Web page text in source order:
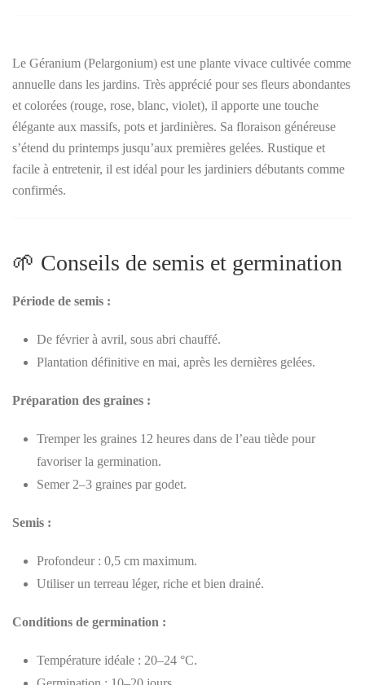
Le Géranium (Pelargonium) est une plante vivace cultivée comme
annuelle dans les jardins. Très apprécié pour ses fleurs abondantes
et colorées (rouge, rose, blanc, violet), il apporte une touche
élégante aux massifs, pots et jardinières. Sa floraison généreuse
s’étend du printemps jusqu’aux premières gelées. Rustique et
facile à entretenir, il est idéal pour les jardiniers débutants comme
confirmés.
🌱 Conseils de semis et germination
Période de semis :
De février à avril, sous abri chauffé.
Plantation définitive en mai, après les dernières gelées.
Préparation des graines :
Tremper les graines 12 heures dans de l’eau tiède pour
favoriser la germination.
Semer 2–3 graines par godet.
Semis :
Profondeur : 0,5 cm maximum.
Utiliser un terreau léger, riche et bien drainé.
Conditions de germination :
Température idéale : 20–24 °C.